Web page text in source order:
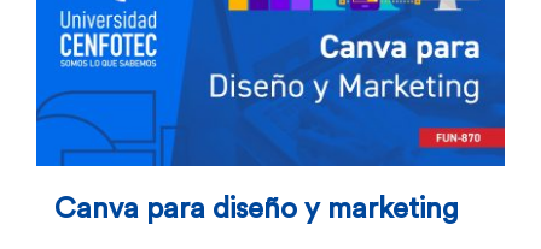
Canva para diseño y marketing